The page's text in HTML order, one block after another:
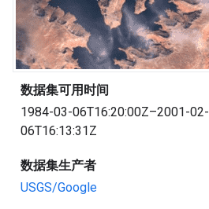
数据集可用时间
1984-03-06T16:20:00Z–2001-02-
06T16:13:31Z
数据集生产者
USGS/Google